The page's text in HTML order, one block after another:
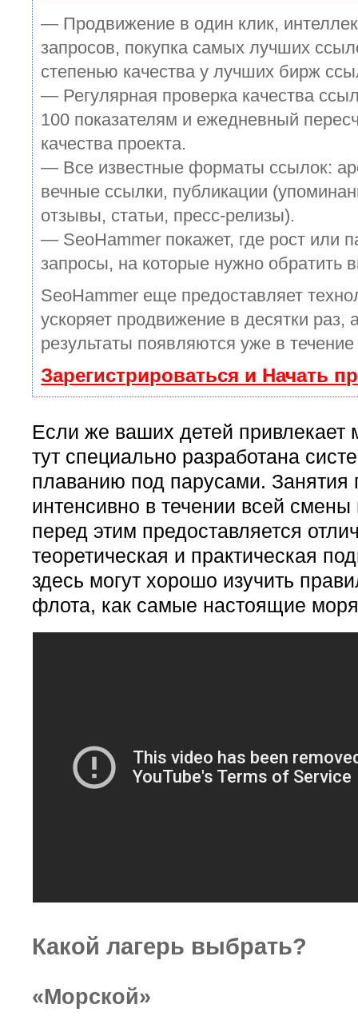
— Продвижение в один клик,
запросов, покупка самых лучших
степенью качества у лучших бирж
— Регулярная проверка качества
100 показателям и ежедневный
качества проекта.
— Все известные форматы ссылок:
вечные ссылки, публикации
отзывы, статьи, пресс-релизы).
— SeoHammer покажет, где рост или
запросы, на которые нужно обратить
SeoHammer еще предоставляет
ускоряет продвижение в десятки раз,
результаты появляются уже в
Зарегистрироваться и Начать
Если же ваших детей привлекает
тут специально разработана
плаванию под парусами. Занятия
интенсивно в течении всей
перед этим предоставляется
теоретическая и практическая
здесь могут хорошо изучить
флота, как самые настоящие
Какой лагерь выбрать?
«Морской»